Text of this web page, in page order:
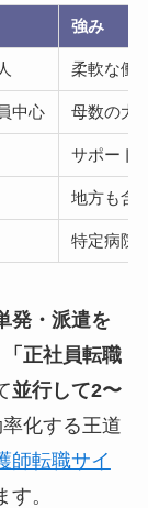
強み
柔軟な働
中心 母数の大
サポート
地方も含
特定病院
発・派遣を
正社員転職
並行して2〜
化する王道
師転職サイ
。